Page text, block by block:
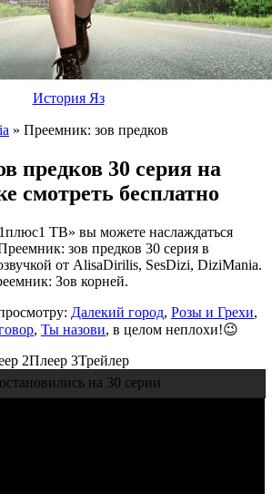
История Яз
» Преемник: зов предков
предков 30 серия на
смотреть бесплатно
ТВ» вы можете наслаждаться
зов предков 30 серия в
от AlisaDirilis, SesDizi, DiziMania.
Зов корней.
Далекий город, Розы и Грехи,
, Ты назови, в целом неплохи!😉
2Плеер 3Трейлер
на 30 серии